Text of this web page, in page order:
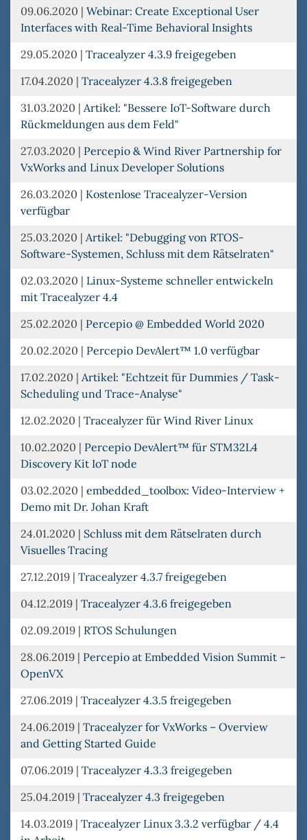
09.06.2020 | Webinar: Create Exceptional User
Interfaces with Real-Time Behavioral Insights
29.05.2020 | Tracealyzer 4.3.9 freigegeben
17.04.2020 | Tracealyzer 4.3.8 freigegeben
31.03.2020 | Artikel: "Bessere IoT-Software durch
Rückmeldungen aus dem Feld"
27.03.2020 | Percepio & Wind River Partnership for
VxWorks and Linux Developer Solutions
26.03.2020 | Kostenlose Tracealyzer-Version
verfügbar
25.03.2020 | Artikel: "Debugging von RTOS-
Software-Systemen, Schluss mit dem Rätselraten"
02.03.2020 | Linux-Systeme schneller entwickeln
mit Tracealyzer 4.4
25.02.2020 | Percepio @ Embedded World 2020
20.02.2020 | Percepio DevAlert™ 1.0 verfügbar
17.02.2020 | Artikel: "Echtzeit für Dummies / Task-
Scheduling und Trace-Analyse"
12.02.2020 | Tracealyzer für Wind River Linux
10.02.2020 | Percepio DevAlert™ für STM32L4
Discovery Kit IoT node
03.02.2020 | embedded_toolbox: Video-Interview +
Demo mit Dr. Johan Kraft
24.01.2020 | Schluss mit dem Rätselraten durch
Visuelles Tracing
27.12.2019 | Tracealyzer 4.3.7 freigegeben
04.12.2019 | Tracealyzer 4.3.6 freigegeben
02.09.2019 | RTOS Schulungen
28.06.2019 | Percepio at Embedded Vision Summit –
OpenVX
27.06.2019 | Tracealyzer 4.3.5 freigegeben
24.06.2019 | Tracealyzer for VxWorks – Overview
and Getting Started Guide
07.06.2019 | Tracealyzer 4.3.3 freigegeben
25.04.2019 | Tracealyzer 4.3 freigegeben
14.03.2019 | Tracealyzer Linux 3.3.2 verfügbar / 4.4